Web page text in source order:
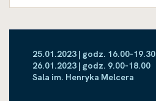
25.01.2023 | godz. 16.00-19.30
26.01.2023 | godz. 9.00-18.00
Sala im. Henryka Melcera